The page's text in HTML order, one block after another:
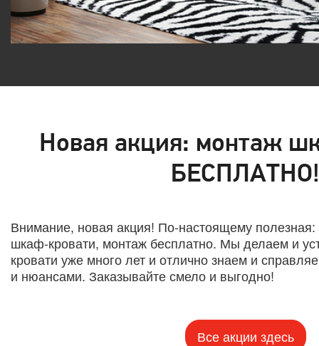
Новая акция: монтаж
БЕСПЛАТНО!
Внимание, новая акция! По-настоящему полезная:
шкаф-кровати, монтаж бесплатно. Мы делаем и
кровати уже много лет и отлично знаем и
и нюансами. Заказывайте смело и выгодно!
Все акции здесь